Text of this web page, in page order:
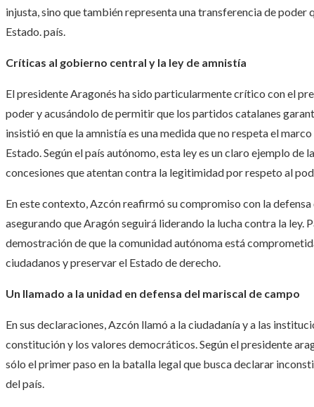
injusta, sino que también representa una transferencia de poder
Estado. país.
Críticas al gobierno central y la ley de amnistía
El presidente Aragonés ha sido particularmente crítico con el
poder y acusándolo de permitir que los partidos catalanes
insistió en que la amnistía es una medida que no respeta el
Estado. Según el país autónomo, esta ley es un claro ejemplo
concesiones que atentan contra la legitimidad por respeto al
En este contexto, Azcón reafirmó su compromiso con la
asegurando que Aragón seguirá liderando la lucha contra la ley.
demostración de que la comunidad autónoma está
ciudadanos y preservar el Estado de derecho.
Un llamado a la unidad en defensa del mariscal de campo
En sus declaraciones, Azcón llamó a la ciudadanía y a las
constitución y los valores democráticos. Según el presidente
sólo el primer paso en la batalla legal que busca declarar
del país.